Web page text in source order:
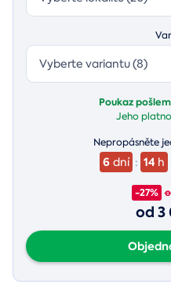
Vyberte variantu (8)
Poukaz
Jeho
Nepropásněte
6 dní : 14 h
-27%
od 3